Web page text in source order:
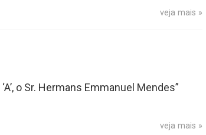
veja mais
o Sr. Hermans Emmanuel Mendes”
veja mais